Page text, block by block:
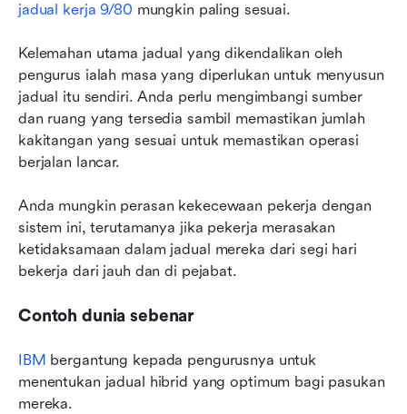
jadual kerja 9/80 mungkin paling sesuai.
Kelemahan utama jadual yang dikendalikan oleh
pengurus ialah masa yang diperlukan untuk menyusun
jadual itu sendiri. Anda perlu mengimbangi sumber
dan ruang yang tersedia sambil memastikan jumlah
kakitangan yang sesuai untuk memastikan operasi
berjalan lancar.
Anda mungkin perasan kekecewaan pekerja dengan
sistem ini, terutamanya jika pekerja merasakan
ketidaksamaan dalam jadual mereka dari segi hari
bekerja dari jauh dan di pejabat.
Contoh dunia sebenar
IBM bergantung kepada pengurusnya untuk
menentukan jadual hibrid yang optimum bagi pasukan
mereka.